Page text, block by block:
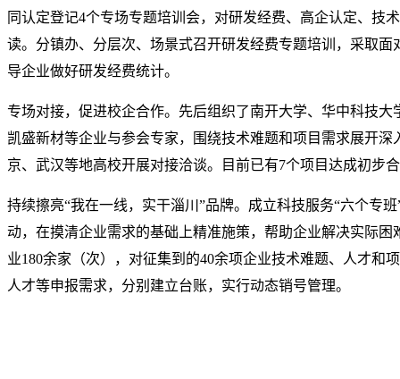
同认定登记4个专场专题培训会，对研发经费、高企认定、技
读。分镇办、分层次、场景式召开研发经费专题培训，采取面
导企业做好研发经费统计。
专场对接，促进校企合作。先后组织了南开大学、华中科技大
凯盛新材等企业与参会专家，围绕技术难题和项目需求展开深
京、武汉等地高校开展对接洽谈。目前已有7个项目达成初步
持续擦亮“我在一线，实干淄川”品牌。成立科技服务“六个专
动，在摸清企业需求的基础上精准施策，帮助企业解决实际困
业180余家（次），对征集到的40余项企业技术难题、人才和
人才等申报需求，分别建立台账，实行动态销号管理。